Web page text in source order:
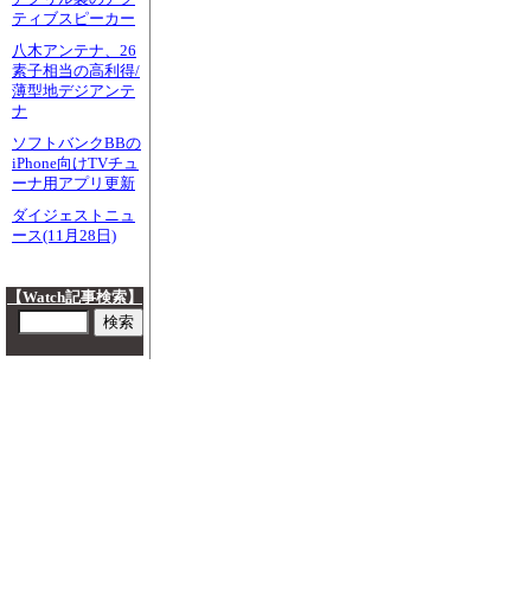
ティブスピーカー
八木アンテナ、26
素子相当の高利得/
薄型地デジアンテ
ナ
ソフトバンクBBの
iPhone向けTVチュ
ーナ用アプリ更新
ダイジェストニュ
ース(11月28日)
【Watch記事検索】